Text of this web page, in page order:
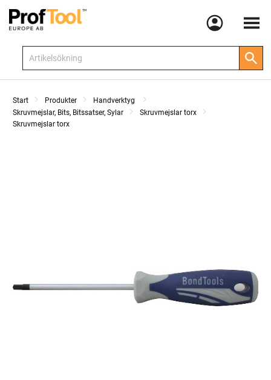
Meny
Start Produkter
Handverktyg
Skruvmejslar, Bits, Bitssatser, Sylar
Skruvmejslar torx
Skruvmejslar torx